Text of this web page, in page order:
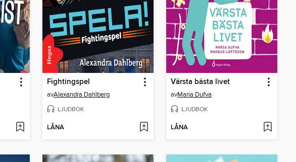
Fightingspel
avAlexandra Dahlberg
LJUDBOK
LÅNA
Värsta bästa livet
avMaria Dufva
LJUDBOK
LÅNA